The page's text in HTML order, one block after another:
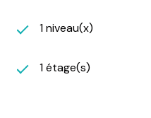
1 niveau(x)
1 étage(s)